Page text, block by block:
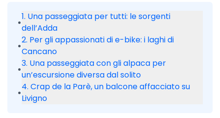
•1. Una passeggiata per tutti: le sorgenti
dell’Adda
•2. Per gli appassionati di e-bike: i laghi di
Cancano
•3. Una passeggiata con gli alpaca per
un’escursione diversa dal solito
•4. Crap de la Parè, un balcone affacciato su
Livigno